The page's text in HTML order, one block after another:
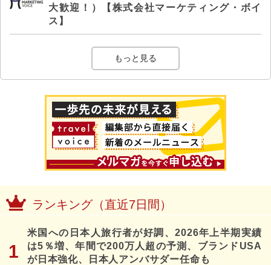
大歓迎！）【株式会社マーケティング・ボイ
ス】
もっと見る
ランキング（直近7日間）
米国への日本人旅行者が好調、2026年上半期実績
は5％増、年間で200万人超の予測、ブランドUSA
が日本強化、日本人アンバサダー任命も